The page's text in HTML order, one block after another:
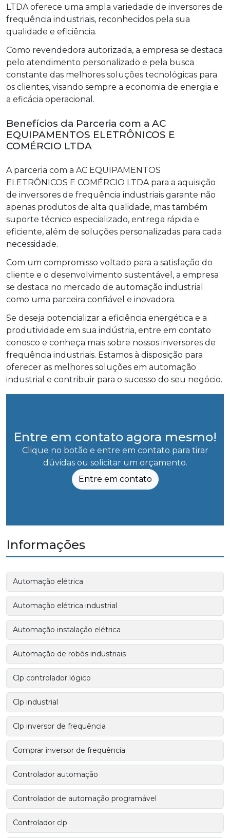
LTDA oferece uma ampla variedade de inversores de
frequência industriais, reconhecidos pela sua
qualidade e eficiência.
Como revendedora autorizada, a empresa se destaca
pelo atendimento personalizado e pela busca
constante das melhores soluções tecnológicas para
os clientes, visando sempre a economia de energia e
a eficácia operacional.
Benefícios da Parceria com a AC
EQUIPAMENTOS ELETRÔNICOS E
COMÉRCIO LTDA
A parceria com a AC EQUIPAMENTOS
ELETRÔNICOS E COMÉRCIO LTDA para a aquisição
de inversores de frequência industriais garante não
apenas produtos de alta qualidade, mas também
suporte técnico especializado, entrega rápida e
eficiente, além de soluções personalizadas para cada
necessidade.
Com um compromisso voltado para a satisfação do
cliente e o desenvolvimento sustentável, a empresa
se destaca no mercado de automação industrial
como uma parceira confiável e inovadora.
Se deseja potencializar a eficiência energética e a
produtividade em sua indústria, entre em contato
conosco e conheça mais sobre nossos inversores de
frequência industriais. Estamos à disposição para
oferecer as melhores soluções em automação
industrial e contribuir para o sucesso do seu negócio.
Entre em contato agora mesmo!
Clique no botão e entre em contato para tirar
dúvidas ou solicitar um orçamento.
Entre em contato
Informações
Automação elétrica
Automação elétrica industrial
Automação instalação elétrica
Automação de robôs industriais
Clp controlador lógico
Clp industrial
Clp inversor de frequência
Comprar inversor de frequência
Controlador automação
Controlador de automação programável
Controlador clp